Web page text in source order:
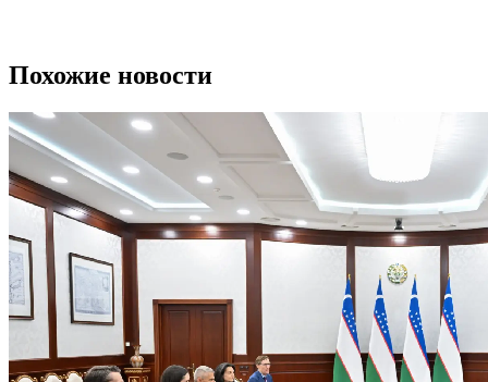
Похожие новости